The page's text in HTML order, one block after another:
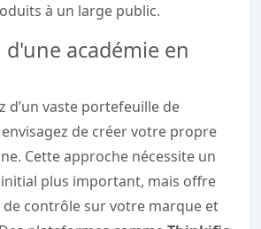
à un large public.
d'une académie en
d’un vaste portefeuille de
de créer votre propre
Cette approche nécessite un
plus important, mais offre
contrôle sur votre marque et